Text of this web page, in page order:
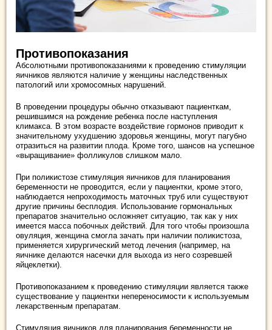
Противопоказания
Абсолютными противопоказаниями к проведению стимуляции
яичников являются наличие у женщины наследственных
патологий или хромосомных нарушений.
В проведении процедуры обычно отказывают пациенткам,
решившимся на рождение ребенка после наступления
климакса. В этом возрасте воздействие гормонов приводит к
значительному ухудшению здоровья женщины, могут пагубно
отразиться на развитии плода. Кроме того, шансов на успешное
«выращивание» фолликулов слишком мало.
При поликистозе стимуляция яичников для планирования
беременности не проводится, если у пациентки, кроме этого,
наблюдается непроходимость маточных труб или существуют
другие причины бесплодия. Использование гормональных
препаратов значительно осложняет ситуацию, так как у них
имеется масса побочных действий. Для того чтобы произошла
овуляция, женщина смогла зачать при наличии поликистоза,
применяется хирургический метод лечения (например, на
яичнике делаются насечки для выхода из него созревшей
яйцеклетки).
Противопоказанием к проведению стимуляции является также
существование у пациентки непереносимости к используемым
лекарственным препаратам.
Стимуляция яичников для планирования беременности не